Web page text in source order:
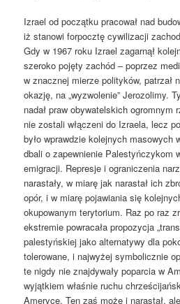
Izrael od początku pracował nad
iż stanowi forpocztę cywilizacji
Gdy w 1967 roku Izrael zagarnął
szeroko pojęty zachód – poprzez
w znacznej mierze polityków, patrzał
okazję, na „wyzwolenie” Jerozolimy.
nadał praw obywatelskich
nie zostali włączeni do Izraela, lecz
było wprawdzie kolejnych masowych
dbali o zapewnienie Palestyńczykom
emigracji. Represje i ograniczenia
narastały, w miarę jak narastał ich
opór, i w miarę pojawiania się
okupowanym terytorium. Raz po raz
ekstremie powracała propozycja
palestyńskiej jako alternatywy dla
tolerowane, i najwyżej symbolicznie
te nigdy nie znajdywały poparcia w
wyjątkiem właśnie ruchu
Ameryce. Ten zaś może i narastał,